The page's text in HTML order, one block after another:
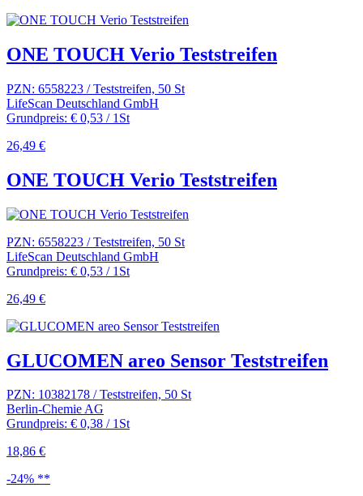
ONE TOUCH Verio Teststreifen
PZN: 6558223 / Teststreifen, 50 St
LifeScan Deutschland GmbH
Grundpreis: € 0,53 / 1St
26,49 €
ONE TOUCH Verio Teststreifen
PZN: 6558223 / Teststreifen, 50 St
LifeScan Deutschland GmbH
Grundpreis: € 0,53 / 1St
26,49 €
GLUCOMEN areo Sensor Teststreifen
PZN: 10382178 / Teststreifen, 50 St
Berlin-Chemie AG
Grundpreis: € 0,38 / 1St
18,86 €
-24% **